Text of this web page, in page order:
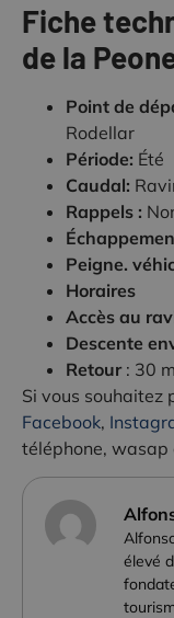
Fiche
de la
Point de
Rodellar
Période: Été
Caudal:
Rappels :
Peigne.
Horaires
Accès au
Descente
Retour: 30
Si vous souhaitez
Facebook,
téléphone, wasap
élevé